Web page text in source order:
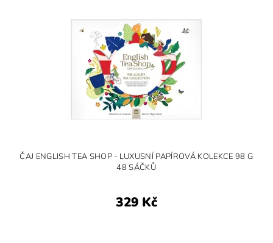
ČAJ ENGLISH TEA SHOP - LUXUSNÍ PAPÍROVÁ KOLEKCE 98 G
48 SÁČKŮ
329 Kč